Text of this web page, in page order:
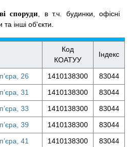
споруди , в т.ч. будинки, офісні
інші об'єкти.
Код
КОАТУУ
Індекс
26 1410138300
83044
31
1410138300
83044
33
1410138300
83044
39
1410138300
83044
41
1410138300
83044